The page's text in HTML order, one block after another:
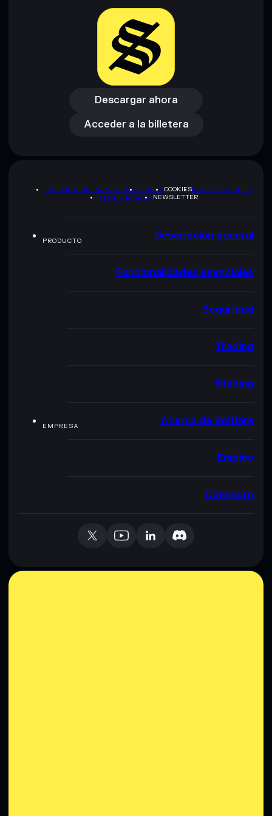
Descargar ahora
Descargar ahora
Acceder a la billetera
Acceder a la billetera
POLÍTICA DE PRIVACIDADTERMSCOOKIESMAPA DEL SITIO
KIT DE MARCA NEWSLETTER
PRODUCTO Descripción general
Funcionalidades esenciales
Seguridad
Trading
Staking
EMPRESA Acerca de Solflare
Empleo
Contacto